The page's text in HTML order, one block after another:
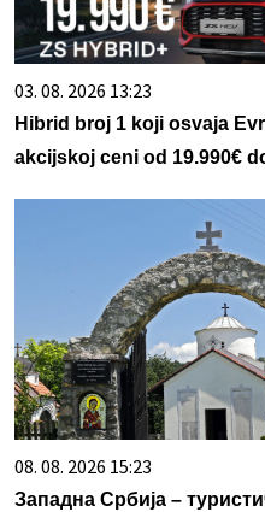
03. 08. 2026 13:23
Hibrid broj 1 koji osvaja
akcijskoj ceni od 19.990€
08. 08. 2026 15:23
Западна Србија –